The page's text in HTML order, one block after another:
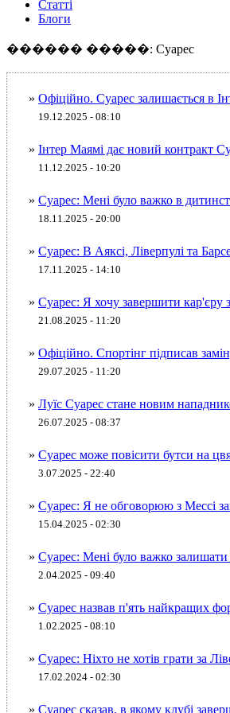
Статті
Блоги
������ �����: Суарес
» Офіційно. Суарес залишається в
19.12.2025 - 08:10
» Інтер Маямі дає новий контракт
11.12.2025 - 10:20
» Суарес: Мені було важко в
18.11.2025 - 20:00
» Суарес: В Аяксі, Ліверпулі та
17.11.2025 - 14:10
» Суарес: Я хочу завершити кар'єру
21.08.2025 - 11:20
» Офіційно. Спортінг підписав
29.07.2025 - 11:20
» Луїс Суарес стане новим
26.07.2025 - 08:37
» Суарес може повісити бутси на
3.07.2025 - 22:40
» Суарес: Я не обговорюю з Мессі
15.04.2025 - 02:30
» Суарес: Мені було важко
2.04.2025 - 09:40
» Суарес назвав п'ять найкращих
1.02.2025 - 08:10
» Суарес: Ніхто не хотів грати за
17.02.2024 - 02:30
» Суарес сказав, в якому клубі